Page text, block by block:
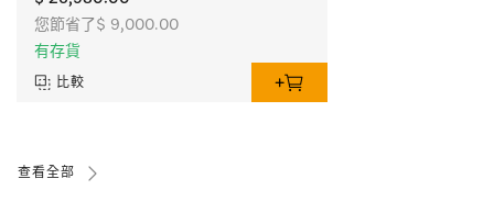
您節省了$ 9,000.00
有存貨
比較
查看全部